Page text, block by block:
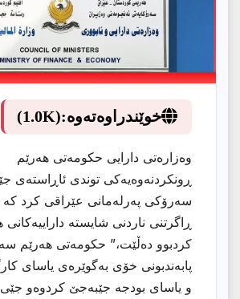
خوێندراوەتەوە:(1.0K)
وەزارەتی دارایی حکومەتی هەرێم
ڕونكردنەوەیەكی توندی ئاڕاستەی
سەرۆکی پەرلەمانی عێراقی كرد کە
ڕاگرتنی ناردنی شایستە
کردبوو دەڵێت،” حکومەتی هەرێم
پابەندبونی خۆی بەگوێرەی یاسای
و یاسای بودجە جێبەجێ کردوەو جێی